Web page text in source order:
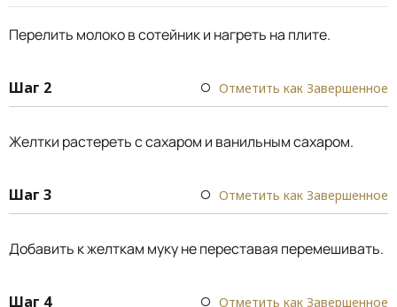
Перелить молоко в сотейник и нагреть на плите.
Шаг 2 Отметить как Завершенное
Желтки растереть с сахаром и ванильным сахаром.
Шаг 3 Отметить как Завершенное
Добавить к желткам муку не переставая перемешивать.
Шаг 4 Отметить как Завершенное